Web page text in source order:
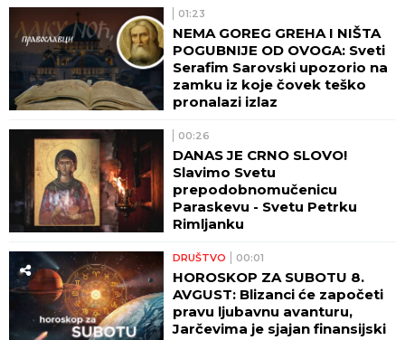
01:23
NEMA GOREG GREHA I NIŠTA
POGUBNIJE OD OVOGA: Sveti
Serafim Sarovski upozorio na
zamku iz koje čovek teško
pronalazi izlaz
00:26
DANAS JE CRNO SLOVO!
Slavimo Svetu
prepodobnomučenicu
Paraskevu - Svetu Petrku
Rimljanku
DRUŠTVO 00:01
HOROSKOP ZA SUBOTU 8.
AVGUST: Blizanci će započeti
pravu ljubavnu avanturu,
Jarčevima je sjajan finansijski